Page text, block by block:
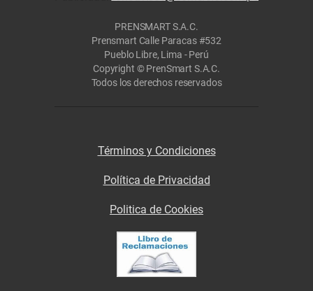
PRENSMART S.A.C.
Prensmart Calle Paracas #532
Pueblo Libre, Lima - Perú
Copyright © PrenSmart S.A.C.
Todos los derechos reservados
Términos y Condiciones
Política de Privacidad
Politica de Cookies